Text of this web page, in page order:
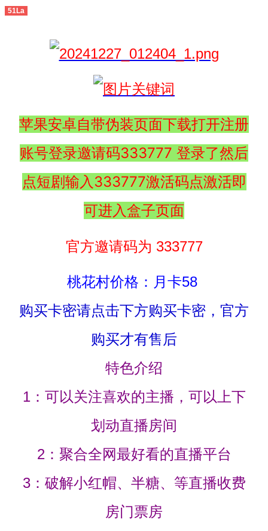
51La
苹果安卓自带伪装页面下载打开注册
账号登录邀请码333777 登录了然后
点短剧输入333777激活码点激活即
可进入盒子页面
官方邀请码为 333777
桃花村价格：月卡58
购买卡密请点击下方购买卡密，官方
购买才有售后
特色介绍
1：可以关注喜欢的主播，可以上下
划动直播房间
2：聚合全网最好看的直播平台
3：破解小红帽、半糖、等直播收费
房门票房